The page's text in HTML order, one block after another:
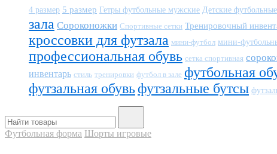
4 размер 5 размер Гетры футбольные мужские Детские
зала Сороконожки Спортивные сетки Тренировочный
кроссовки для футзала мини-футбол мини-
профессиональная обувь сетка спортивная
инвентарь стиль тренировки футбол в зале футбольная
футзальная обувьфутзальные бутсы
Футбольная форма Шорты игровые